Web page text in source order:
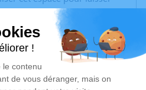
des photos souvenirs, une
à travers des
endroit est un lieu
la mémoire d’Eric